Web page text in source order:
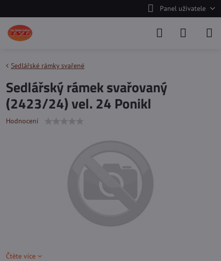
Panel uživatele
Sedlářské rámky svařené
Sedlářský rámek svařovaný
(2423/24) vel. 24 Ponikl
Hodnocení
Čtěte více